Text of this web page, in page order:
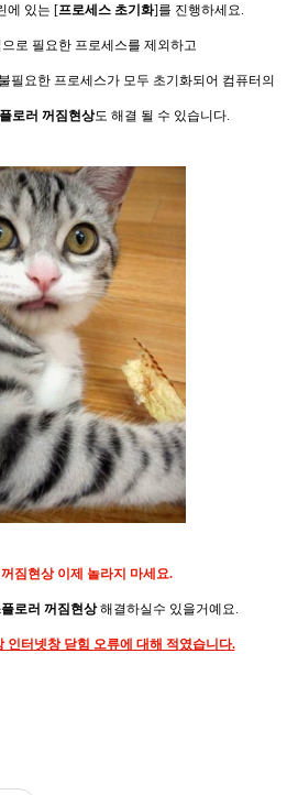
에 있는 [프로세스 초기화]를 진행하세요.
로 필요한 프로세스를 제외하고
필요한 프로세스가 모두 초기화되어 컴퓨터의
로러 꺼짐현상도 해결 될 수 있습니다.
짐현상 이제 놀라지 마세요.
로러 꺼짐현상해결하실수 있을거예요.
터넷창 닫힘 오류에 대해 적였습니다.